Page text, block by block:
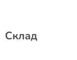
Cклад